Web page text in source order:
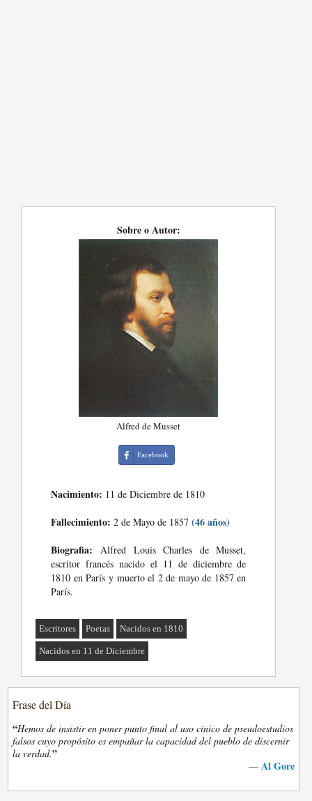
Sobre o Autor:
Alfred de Musset
Facebook
Nacimiento: 11 de Diciembre de 1810
Fallecimiento: 2 de Mayo de 1857(46 años)
Biografia: Alfred Louis Charles de Musset,
escritor francés nacido el 11 de diciembre de
1810 en París y muerto el 2 de mayo de 1857 en
París.
Escritores Poetas Nacidos en 1810
Nacidos en 11 de Diciembre
Frase del Día
“Hemos de insistir en poner punto final al uso cínico de pseudoestudios
falsos cuyo propósito es empañar la capacidad del pueblo de discernir
la verdad.”
— Al Gore